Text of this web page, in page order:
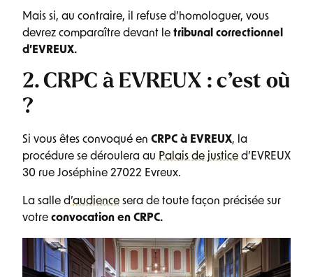
Mais si, au contraire, il refuse d’homologuer, vous
devrez comparaître devant le tribunal correctionnel
d’EVREUX.
2. CRPC à EVREUX : c’est où
?
Si vous êtes convoqué en CRPC à EVREUX, la
procédure se déroulera au Palais de justice d’EVREUX
30 rue Joséphine 27022 Evreux.
La salle d’audience sera de toute façon précisée sur
votre convocation en CRPC.